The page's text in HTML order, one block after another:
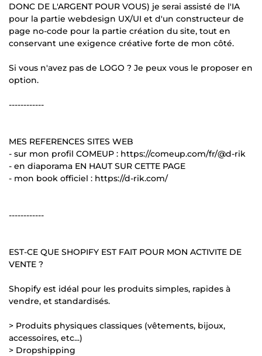
DONC DE L'ARGENT POUR VOUS) je serai assisté de l'IA
pour la partie webdesign UX/UI et d'un constructeur de
page no-code pour la partie création du site, tout en
conservant une exigence créative forte de mon côté.
Si vous n'avez pas de LOGO ? Je peux vous le proposer en
option.
------------
MES REFERENCES SITES WEB
- sur mon profil COMEUP : https://comeup.com/fr/@d-rik
- en diaporama EN HAUT SUR CETTE PAGE
- mon book officiel : https://d-rik.com/
------------
EST-CE QUE SHOPIFY EST FAIT POUR MON ACTIVITE DE
VENTE ?
Shopify est idéal pour les produits simples, rapides à
vendre, et standardisés.
> Produits physiques classiques (vêtements, bijoux,
accessoires, etc...)
> Dropshipping